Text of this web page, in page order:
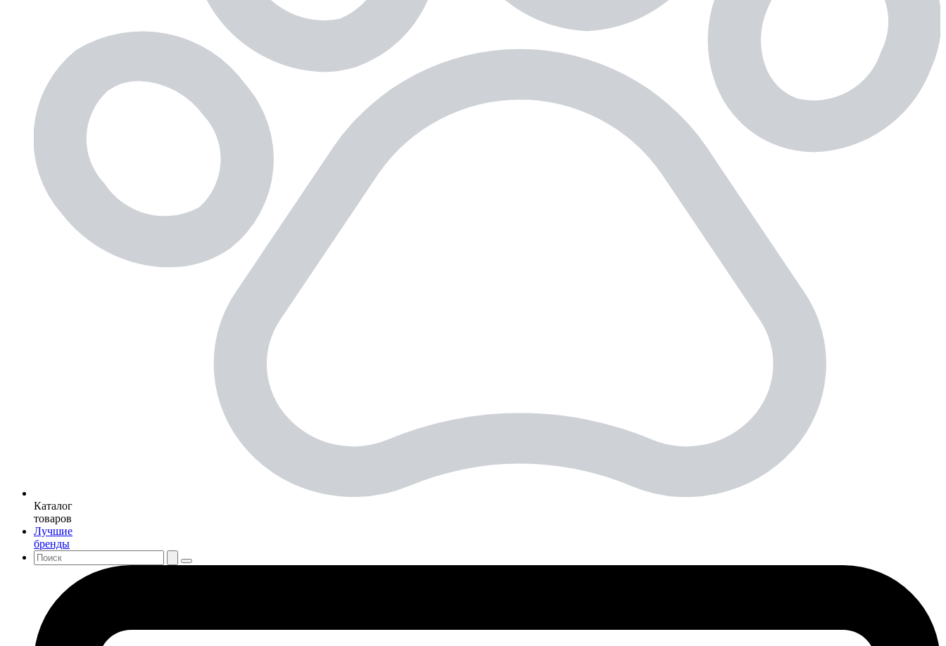
Каталог
товаров
Лучшие
бренды